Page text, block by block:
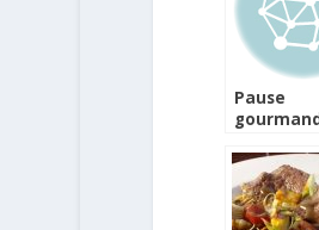
Pause
Seine
salon
Vins